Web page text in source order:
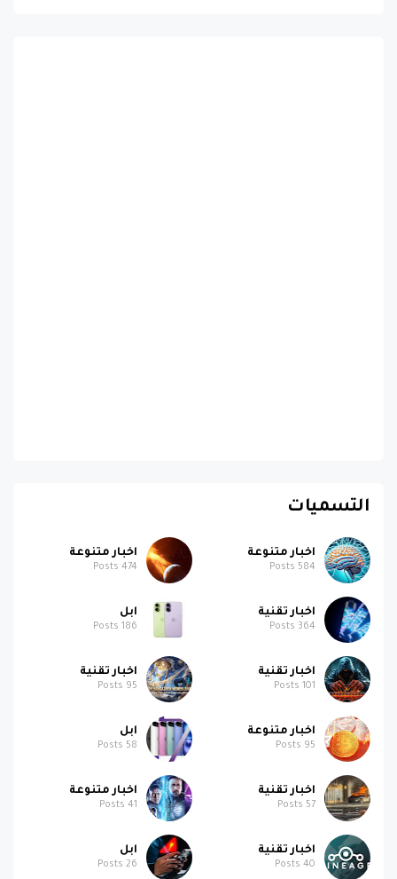
التسميات
اخبار متنوعة
584
اخبار متنوعة
474
اخبار تقنية
364
ابل
186
اخبار تقنية
101
اخبار تقنية
95
اخبار متنوعة
95
ابل
58
اخبار تقنية
57
اخبار متنوعة
41
اخبار تقنية
40
ابل
26